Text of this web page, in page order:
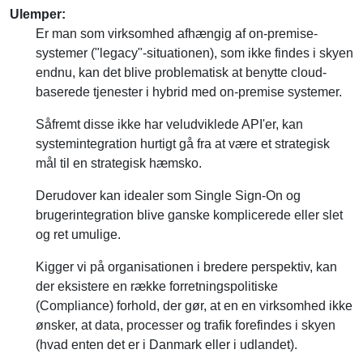
systemer ("legacy"-situationen), som ikke findes i skyen
endnu, kan det blive problematisk at benytte cloud-
baserede tjenester i hybrid med on-premise systemer.
Såfremt disse ikke har veludviklede API'er, kan
mål til en strategisk hæmsko.
Derudover kan idealer som Single Sign-On og
og ret umulige.
Kigger vi på organisationen i bredere perspektiv, kan
(Compliance) forhold, der gør, at en en virksomhed ikke
ønsker, at data, processer og trafik forefindes i skyen
(hvad enten det er i Danmark eller i udlandet).
Sluttelig findes der en række juridiske forhold, som jeg